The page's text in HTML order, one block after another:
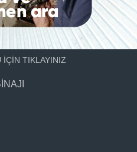
İÇİN TIKLAYINIZ